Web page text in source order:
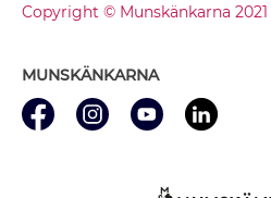
Copyright © Munskänkarna 2021
MUNSKÄNKARNA